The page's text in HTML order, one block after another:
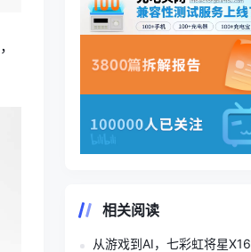
相关阅读
从游戏到AI，七彩虹将星X16